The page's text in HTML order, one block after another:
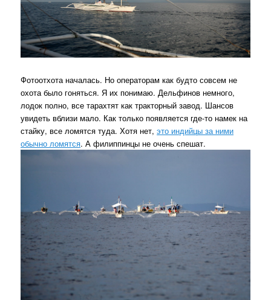
Фотоотхота началась. Но операторам как будто совсем не
охота было гоняться. Я их понимаю. Дельфинов немного,
лодок полно, все тарахтят как тракторный завод. Шансов
увидеть вблизи мало. Как только появляется где-то намек на
стайку, все ломятся туда. Хотя нет,это индийцы за ними
обычно ломятся. А филиппинцы не очень спешат.